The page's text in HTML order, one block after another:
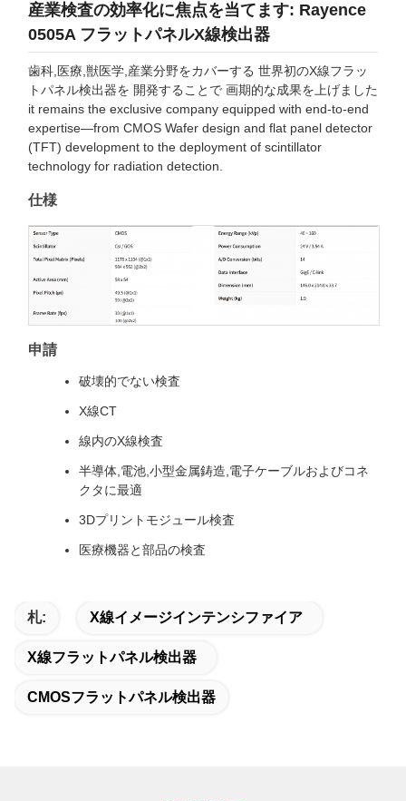
産業検査の効率化に焦点を当てます: Rayence
0505A フラットパネルX線検出器
歯科,医療,獣医学,産業分野をカバーする 世界初のX線フラッ
トパネル検出器を 開発することで 画期的な成果を上げました
it remains the exclusive company equipped with end-to-end
expertise—from CMOS Wafer design and flat panel detector
(TFT) development to the deployment of scintillator
technology for radiation detection.
仕様
申請
破壊的でない検査
X線CT
線内のX線検査
半導体,電池,小型金属鋳造,電子ケーブルおよびコネ
クタに最適
3Dプリントモジュール検査
医療機器と部品の検査
札: X線イメージインテンシファイア
X線フラットパネル検出器
CMOSフラットパネル検出器